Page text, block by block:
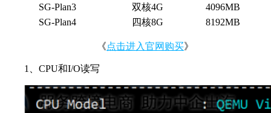
SG-Plan3
双核4G
4096MB
SG-Plan4
四核8G 8192MB
《点击进入官网购买》
1、CPU和I/O读写